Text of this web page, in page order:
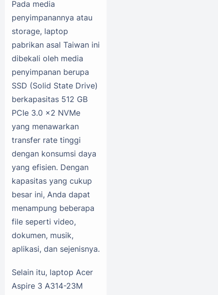
Pada media
penyimpanannya atau
storage, laptop
pabrikan asal Taiwan ini
dibekali oleh media
penyimpanan berupa
SSD (Solid State Drive)
berkapasitas 512 GB
PCIe 3.0 x2 NVMe
yang menawarkan
transfer rate tinggi
dengan konsumsi daya
yang efisien. Dengan
kapasitas yang cukup
besar ini, Anda dapat
menampung beberapa
file seperti video,
dokumen, musik,
aplikasi, dan sejenisnya.
Selain itu, laptop Acer
Aspire 3 A314-23M